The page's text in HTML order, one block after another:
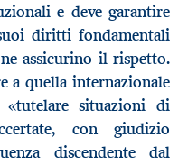
e deve garantire
diritti fondamentali
assicurino il rispetto.
a quella internazionale
«tutelare situazioni di
con giudizio
discendente dal